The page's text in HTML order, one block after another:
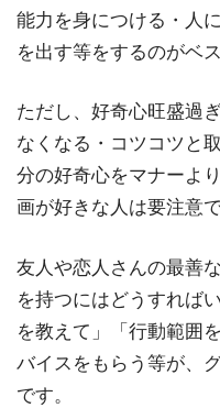
能力を身につける・人
を出す等をするのがベス
ただし、好奇心旺盛過
なくなる・コツコツと
分の好奇心をマナーよ
画が好きな人は要注意で
友人や恋人さんの最善
を持つにはどうすれば
を教えて」「行動範囲
バイスをもらう等が、
です。